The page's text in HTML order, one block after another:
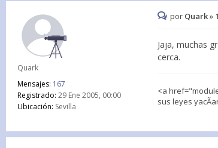
Quark
Mensajes: 167
Registrado: 29 Ene 2005, 00:00
Ubicación: Sevilla
por Quark»
Jaja, muchas
cerca.
<a
sus leyes